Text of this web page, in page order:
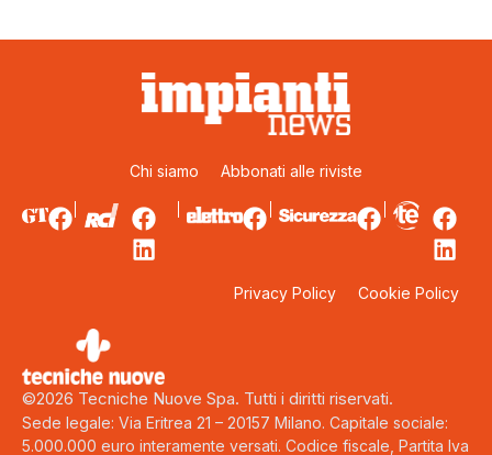
Chi siamo Abbonati alle riviste
Privacy Policy Cookie Policy
©2026 Tecniche Nuove Spa. Tutti i diritti riservati.
Sede legale: Via Eritrea 21 – 20157 Milano. Capitale sociale:
5.000.000 euro interamente versati. Codice fiscale, Partita Iva